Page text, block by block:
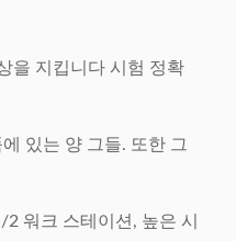
을 지킵니다 시험 정확
있는 양 그들. 또한 그
워크 스테이션, 높은 시